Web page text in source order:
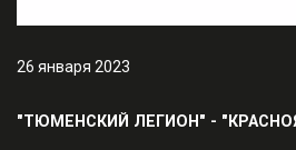
26 января 2023
"ТЮМЕНСКИЙ ЛЕГИОН" -